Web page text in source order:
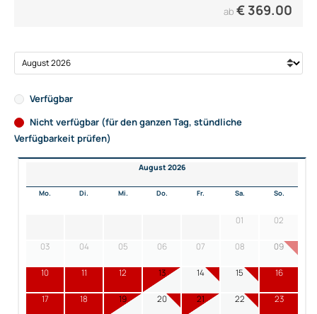
ab € 369.00
Verfügbar
Nicht verfügbar (für den ganzen Tag, stündliche
Verfügbarkeit prüfen)
August 2026
Mo. Di. Mi. Do. Fr. Sa. So.
01 02
03 04 05 06 07 08 09
10 11 12 13 14 15 16
17 18 19 20 21 22 23